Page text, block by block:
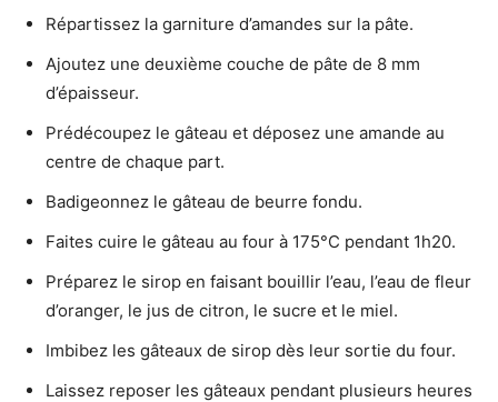
Répartissez la garniture d’amandes sur la pâte.
Ajoutez une deuxième couche de pâte de 8 mm
d’épaisseur.
Prédécoupez le gâteau et déposez une amande au
centre de chaque part.
Badigeonnez le gâteau de beurre fondu.
Faites cuire le gâteau au four à 175°C pendant 1h20.
Préparez le sirop en faisant bouillir l’eau, l’eau de fleur
d’oranger, le jus de citron, le sucre et le miel.
Imbibez les gâteaux de sirop dès leur sortie du four.
Laissez reposer les gâteaux pendant plusieurs heures